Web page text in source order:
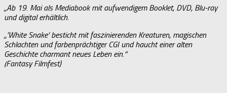
„Ab 19. Mai als Mediabook mit aufwendigem Booklet, DVD, Blu-ray
und digital erhältlich.
„’White Snake‘ besticht mit faszinierenden Kreaturen, magischen
Schlachten und farbenprächtiger CGI und haucht einer alten
Geschichte charmant neues Leben ein.“
(Fantasy Filmfest)